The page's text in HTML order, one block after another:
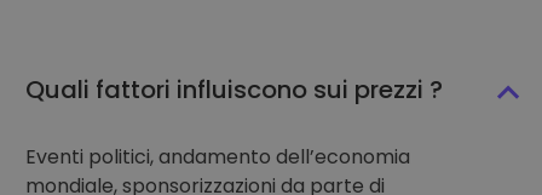
Quali fattori influiscono sui prezzi ?
Eventi politici, andamento dell’economia
mondiale, sponsorizzazioni da parte di